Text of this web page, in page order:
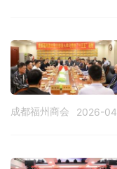
成都福州商会 2026-